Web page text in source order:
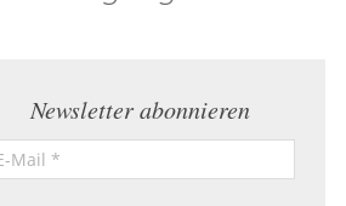
Newsletter abonnieren